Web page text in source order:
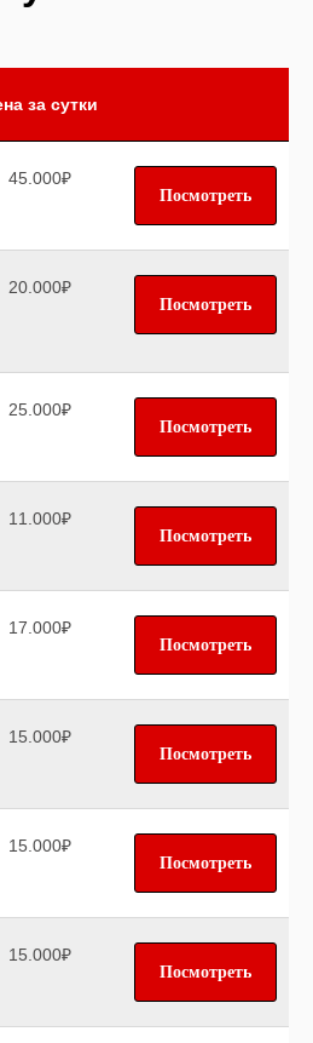
за сутки
45.000₽
Посмотреть
20.000₽
Посмотреть
25.000₽
Посмотреть
11.000₽
Посмотреть
17.000₽
Посмотреть
15.000₽
Посмотреть
15.000₽
Посмотреть
15.000₽
Посмотреть